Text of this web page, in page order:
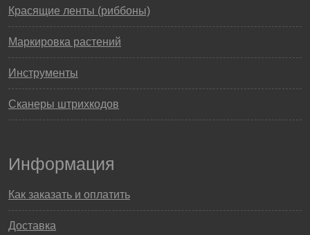
Красящие ленты (риббоны)
Маркировка растений
Инструменты
Сканеры штрихкодов
Информация
Как заказать и оплатить
Доставка